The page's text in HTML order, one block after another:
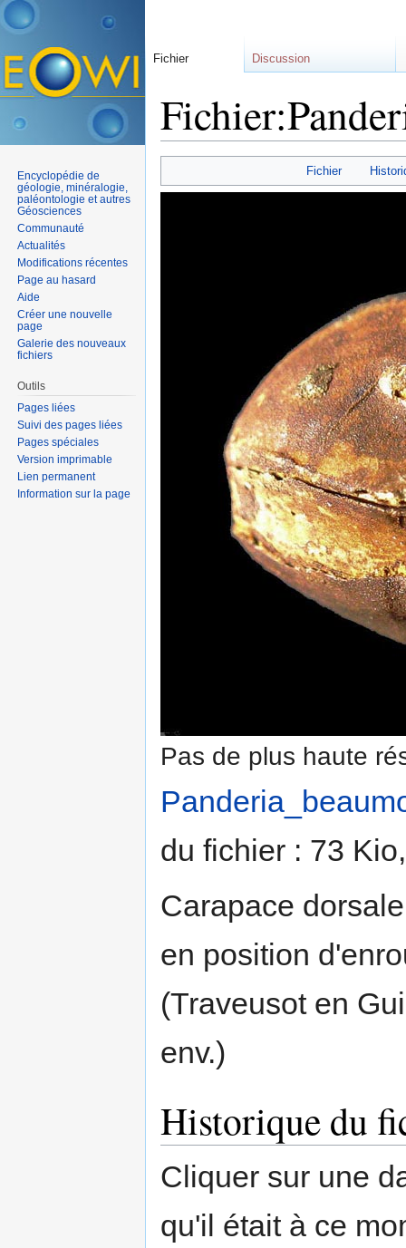
Fichier
Pas de plus haute
du fichier : 73
Carapace
en position
(Traveusot en
env.)
Historique du
Cliquer sur une
qu'il était à ce
Fichier Discussion
Encyclopédie de
géologie, minéralogie,
paléontologie et autres
Géosciences
Communauté
Actualités
Modifications récentes
Page au hasard
Aide
Créer une nouvelle
page
Galerie des nouveaux
fichiers
Outils
Pages liées
Suivi des pages liées
Pages spéciales
Version imprimable
Lien permanent
Information sur la page